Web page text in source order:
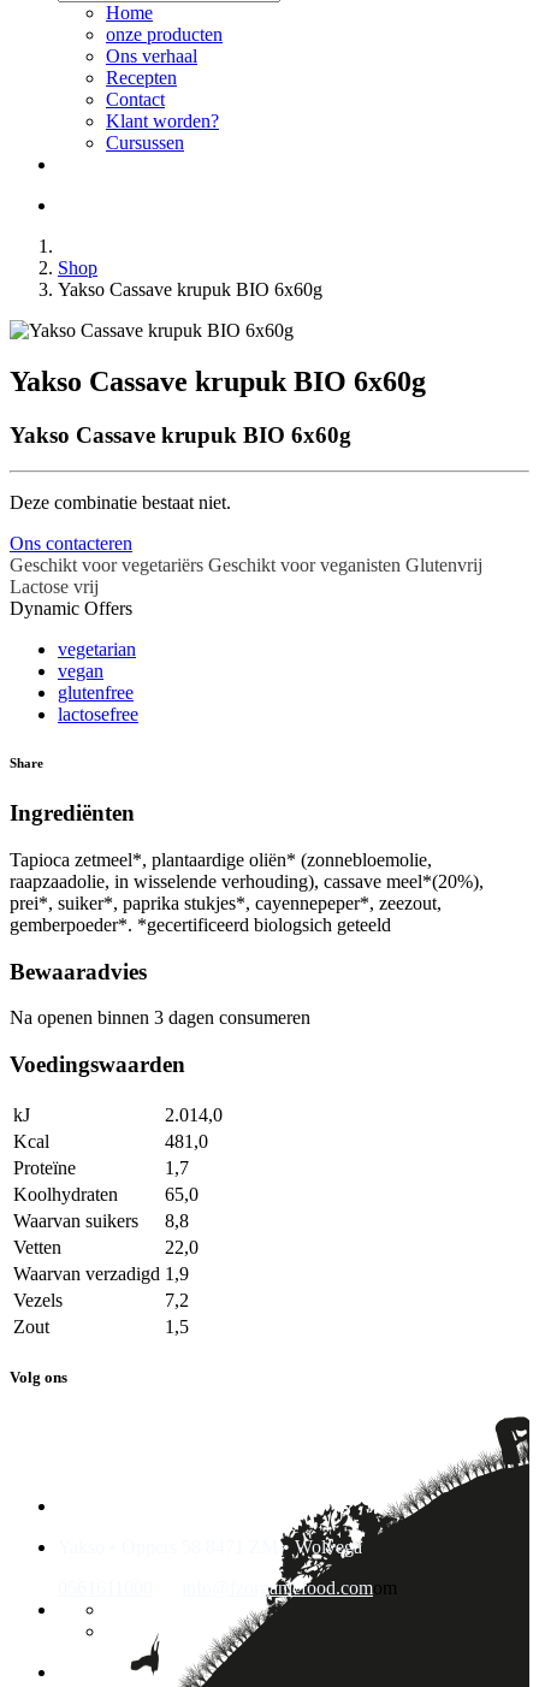
Home
onze producten
Ons verhaal
Recepten
Contact
Klant worden?
Cursussen
Shop
Yakso Cassave krupuk BIO 6x60g
Yakso Cassave krupuk BIO 6x60g
Yakso Cassave krupuk BIO 6x60g
Deze combinatie bestaat niet.
Ons contacteren
Geschikt voor vegetariërs Geschikt voor veganisten Glutenvrij
Lactose vrij
Dynamic Offers
vegetarian
vegan
glutenfree
lactosefree
Share
Ingrediënten
Tapioca zetmeel*, plantaardige oliën* (zonnebloemolie,
raapzaadolie, in wisselende verhouding), cassave meel*(20%),
prei*, suiker*, paprika stukjes*, cayennepeper*, zeezout,
gemberpoeder*. *gecertificeerd biologsich geteeld
Bewaaradvies
Na openen binnen 3 dagen consumeren
Voedingswaarden
kJ
2.014,0
Kcal
481,0
Proteïne
1,7
Koolhydraten
65,0
Waarvan suikers
8,8
Vetten
22,0
Waarvan verzadigd 1,9
Vezels
7,2
Zout
1,5
Volg ons
Yakso • Oppers 58 8471 ZM • Wolvega
info@fzorganicfood.comom